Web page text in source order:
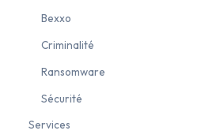
Bexxo
Criminalité
Ransomware
Sécurité
Services